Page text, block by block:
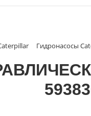
Гидронасосы